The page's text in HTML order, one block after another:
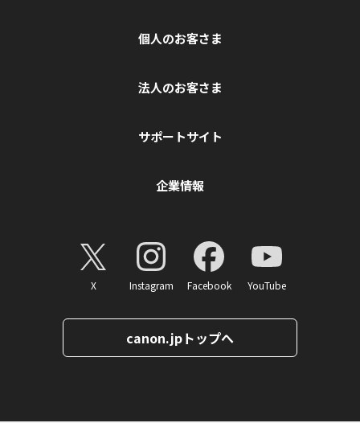
個人のお客さま
法人のお客さま
サポートサイト
企業情報
X Instagram Facebook YouTube
canon.jpトップへ